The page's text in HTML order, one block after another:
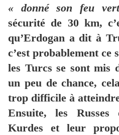
« donné son feu
sécurité de 30 km,
qu’Erdogan a dit à
c’est probablement ce
les Turcs se sont mis
un peu de chance,
trop difficile à
Ensuite, les
Kurdes et leur